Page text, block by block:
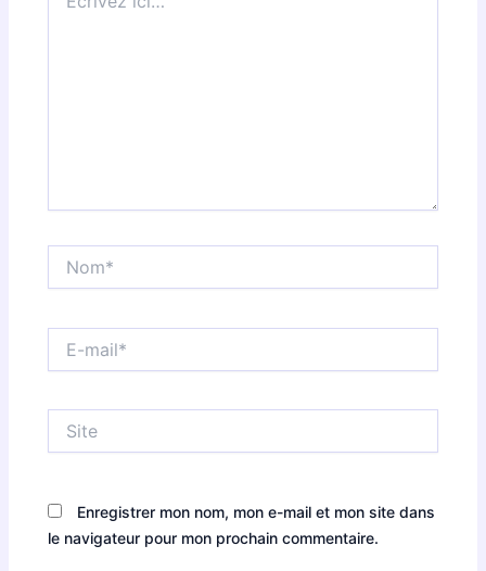
ici…
mail*
Enregistrer mon nom, mon e-mail et mon site dans
le navigateur pour mon prochain commentaire.